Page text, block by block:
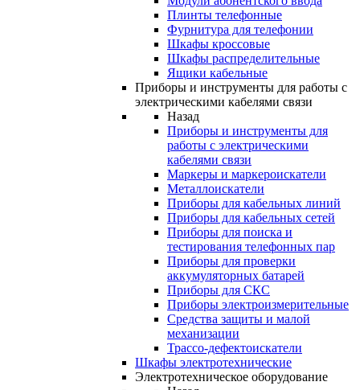
Плинты телефонные
Фурнитура для телефонии
Шкафы кроссовые
Шкафы распределительные
Ящики кабельные
Приборы и инструменты для работы с
электрическими кабелями связи
Назад
Приборы и инструменты для
работы с электрическими
кабелями связи
Маркеры и маркероискатели
Металлоискатели
Приборы для кабельных линий
Приборы для кабельных сетей
Приборы для поиска и
тестирования телефонных пар
Приборы для проверки
аккумуляторных батарей
Приборы для СКС
Приборы электроизмерительные
Средства защиты и малой
механизации
Трассо-дефектоискатели
Шкафы электротехнические
Электротехническое оборудование